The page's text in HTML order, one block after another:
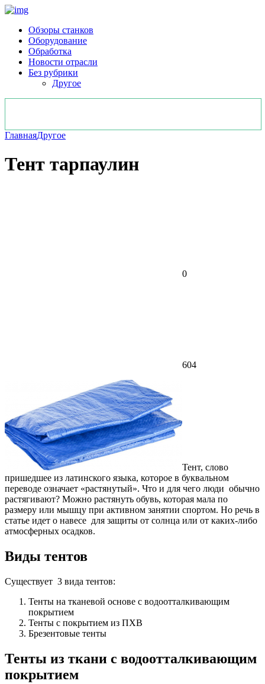
Обзоры станков
Оборудование
Обработка
Новости отрасли
Без рубрики
Другое
ГлавнаяДругое
Тент тарпаулин
0
604
Тент, слово
пришедшее из латинского языка, которое в буквальном
переводе означает «растянутый». Что и для чего люди обычно
растягивают? Можно растянуть обувь, которая мала по
размеру или мышцу при активном занятии спортом. Но речь в
статье идет о навесе для защиты от солнца или от каких-либо
атмосферных осадков.
Виды тентов
Существует 3 вида тентов:
Тенты на тканевой основе с водоотталкивающим
покрытием
Тенты с покрытием из ПХВ
Брезентовые тенты
Тенты из ткани с водоотталкивающим
покрытием